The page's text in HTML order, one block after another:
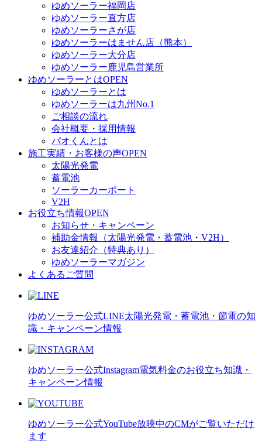
ゆめソーラー福岡店
ゆめソーラー直方店
ゆめソーラーさが店
ゆめソーラーはません店（熊本）
ゆめソーラー大分店
ゆめソーラー鹿児島営業所
ゆめソーラーとはOPEN
ゆめソーラーとは
ゆめソーラーは九州No.1
ご相談の流れ
会社概要・採用情報
パオくんとは
施工実績・お客様の声OPEN
太陽光発電
蓄電池
ソーラーカーポート
V2H
お役立ち情報OPEN
お知らせ・キャンペーン
補助金情報（太陽光発電・蓄電池・V2H）
お友達紹介（特典あり）
ゆめソーラーマガジン
よくあるご質問
ゆめソーラー公式LINE太陽光発電・蓄電池・節電の知
識・キャンペーン情報
ゆめソーラー公式Instagram電気料金のお役立ち知識・
キャンペーン情報
ゆめソーラー公式YouTube放映中のCMがご覧いただけ
ます